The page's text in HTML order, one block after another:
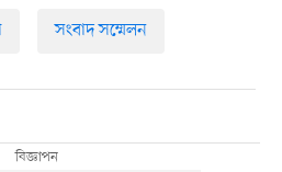
সংবাদ সম্মেলন